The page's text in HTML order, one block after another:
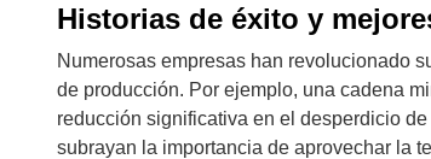
Historias de éxito y
Numerosas empresas han revolucionado
de producción. Por ejemplo, una cadena
reducción significativa en el desperdicio
subrayan la importancia de aprovechar la